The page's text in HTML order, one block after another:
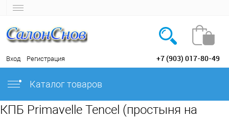
Вход Регистрация +7 (903) 017-80-49
Каталог товаров
КПБ Primavelle Tencel (простыня на